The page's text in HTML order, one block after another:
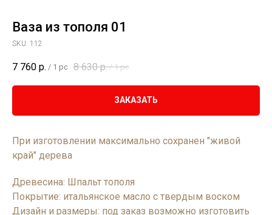
Ваза из тополя 01
SKU: 112
7 760 р. / 1 pc 8 630 р. / 1 pc
ЗАКАЗАТЬ
При изготовлении максимально сохранен "живой
край" дерева
Древесина: Шпальт тополя
Покрытие: итальянское масло с твердым воском
Дизайн и размеры: под заказ возможно изготовить